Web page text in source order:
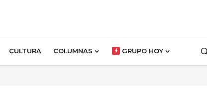
CULTURA COLUMNAS GRUPO HOY